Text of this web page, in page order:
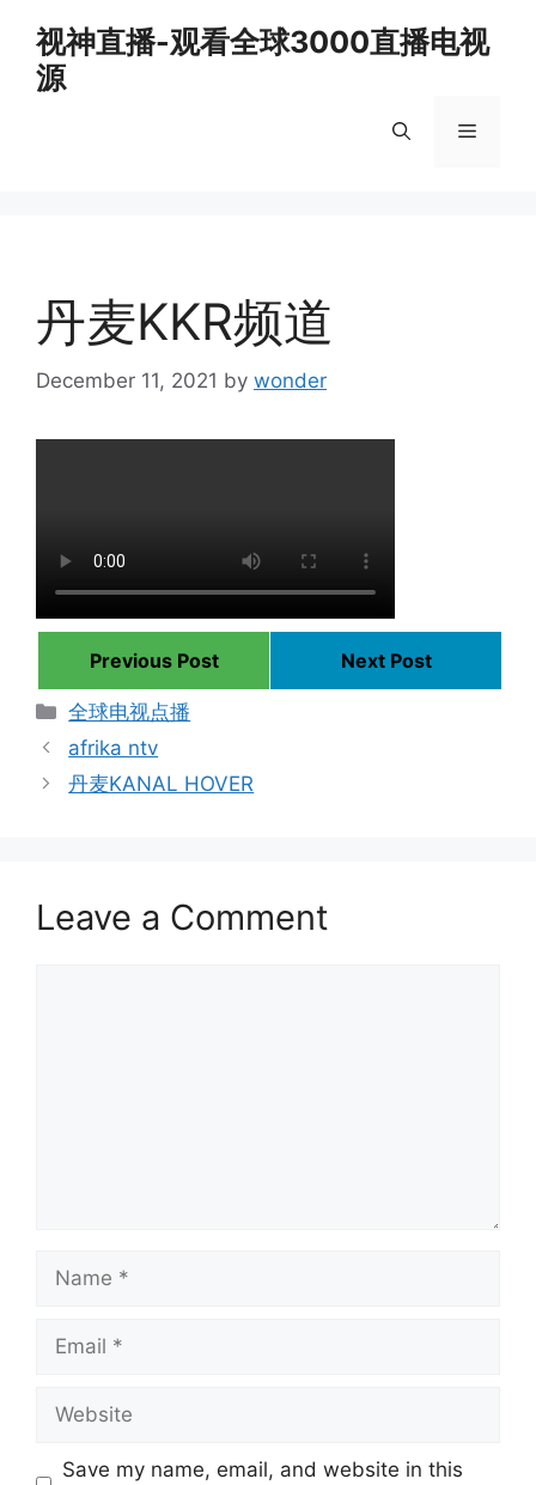
content
视神直播-观看全球3000直播电视
源
Menu
丹麦KKR频道
December 11, 2021 by wonder
Previous Post
Next Post
Categories
全球电视点播
afrika ntv
丹麦KANAL HOVER
Leave a Comment
Save my name, email, and website in this